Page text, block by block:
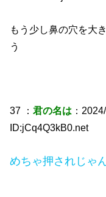
もう少し鼻の穴を大
う
37 ：君の名は ：
ID:jCq4Q3kB0.net
めちゃ押されじゃ